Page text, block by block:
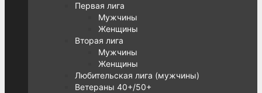
Первая лига
Мужчины
Женщины
Вторая лига
Мужчины
Женщины
Любительская лига (мужчины)
Ветераны 40+/50+